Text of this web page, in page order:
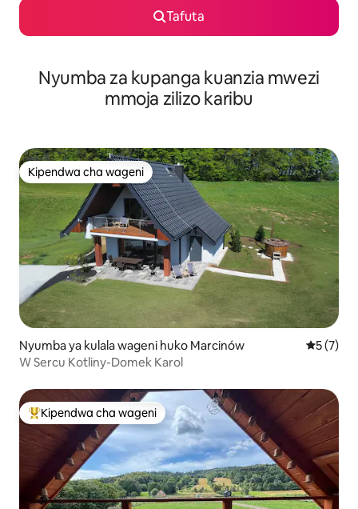
Tafuta
Nyumba za kupanga kuanzia mwezi
mmoja zilizo karibu
Kipendwa cha wageni
Kipendwa cha wageni
Nyumba ya kulala wageni huko Marcinów
5 (7)
W Sercu Kotliny-Domek Karol
Kipendwa maarufu cha wageni
Kipendwa cha wageni